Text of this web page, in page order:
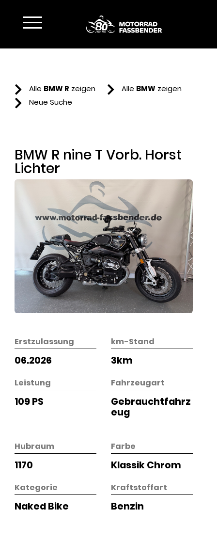
Toggle navigation
Fahrzeuge
Touren & Events
Alle BMW R zeigen Alle BMW zeigen
Neue Suche
BMW R nine T Vorb. Horst
Lichter
Erstzulassung
06.2026
km-Stand
3km
Leistung
109 PS
Fahrzeugart
Gebrauchtfahrz
eug
Hubraum
1170
Farbe
Klassik Chrom
Kategorie
Naked Bike
Kraftstoffart
Benzin